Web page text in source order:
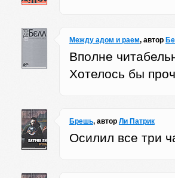
Между адом и раем, автор
Вполне
Хотелось бы
Брешь, автор Ли Патрик
Осилил все три